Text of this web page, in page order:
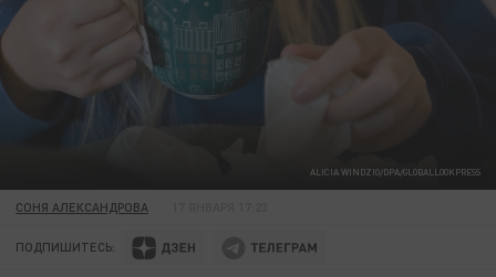
ALICIA WINDZIO/DPA/GLOBALLOOKPRESS
СОНЯ АЛЕКСАНДРОВА
ПОДПИШИТЕСЬ: